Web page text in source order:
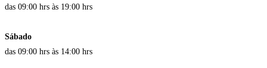
das 09:00 hrs às 19:00 hrs
Sábado
das 09:00 hrs às 14:00 hrs